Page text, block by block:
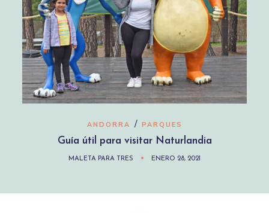
ANDORRA / PARQUES
Guía útil para visitar Naturlandia
MALETA PARA TRES ENERO 28, 2021